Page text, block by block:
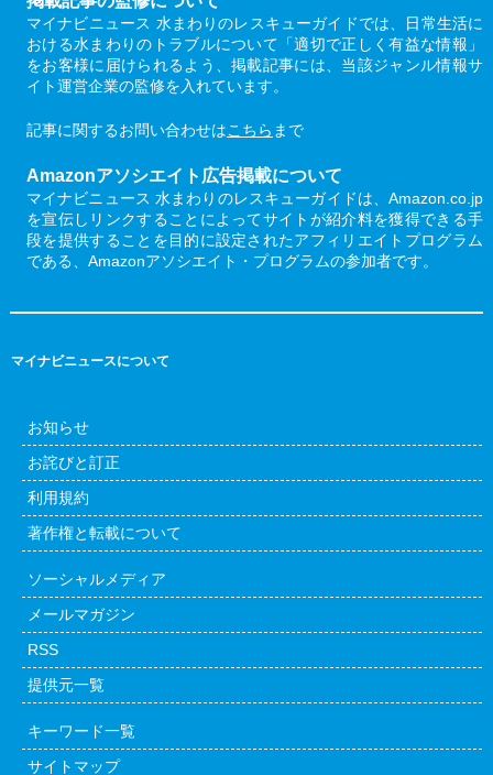
マイナビニュース 水まわりのレスキューガイドでは、日常生活に
おける水まわりのトラブルについて「適切で正しく有益な情報」
をお客様に届けられるよう、掲載記事には、当該ジャンル情報サ
イト運営企業の監修を入れています。
記事に関するお問い合わせはこちら まで
Amazonアソシエイト広告掲載について
マイナビニュース 水まわりのレスキューガイドは、Amazon.co.jp
を宣伝しリンクすることによってサイトが紹介料を獲得できる手
段を提供することを目的に設定されたアフィリエイトプログラム
である、Amazonアソシエイト・プログラムの参加者です。
マイナビニュースについて
お知らせ
お詫びと訂正
利用規約
著作権と転載について
ソーシャルメディア
メールマガジン
RSS
提供元一覧
キーワード一覧
サイトマップ